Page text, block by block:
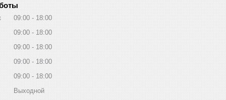
09:00
18:00
09:00
18:00
09:00
18:00
09:00
18:00
09:00
18:00
Выходной